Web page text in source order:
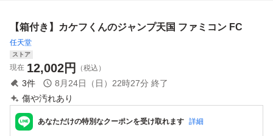
【箱付き】カケフくんのジャンプ天国 ファミコン FC
任天堂
ストア
現在 12,002円 （税込）
3件 8月24日（日）22時27分 終了
傷や汚れあり
あなただけの特別なクーポンを受け取れます 詳細